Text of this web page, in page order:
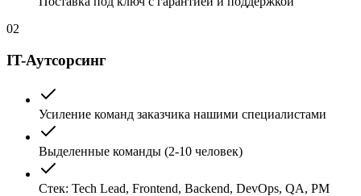
02
IT-Аутсорсинг
Усиление команд заказчика нашими специалистами
Выделенные команды (2-10 человек)
Стек: Tech Lead, Frontend, Backend, DevOps, QA, PM